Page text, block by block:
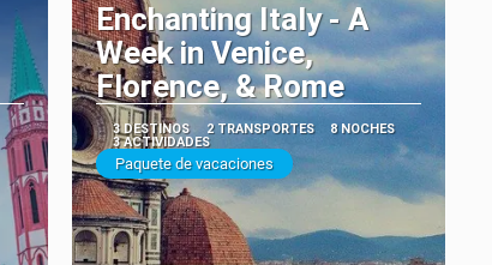
Enchanting Italy - A
Week in Venice,
Florence, & Rome
3 DESTINOS 2 TRANSPORTES
8 NOCHES
3 ACTIVIDADES
Paquete de vacaciones